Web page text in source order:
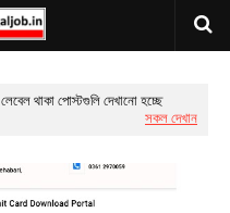
লেবেল থাকা পোস্টগুলি দেখানো হচ্ছে
সকল দেখান